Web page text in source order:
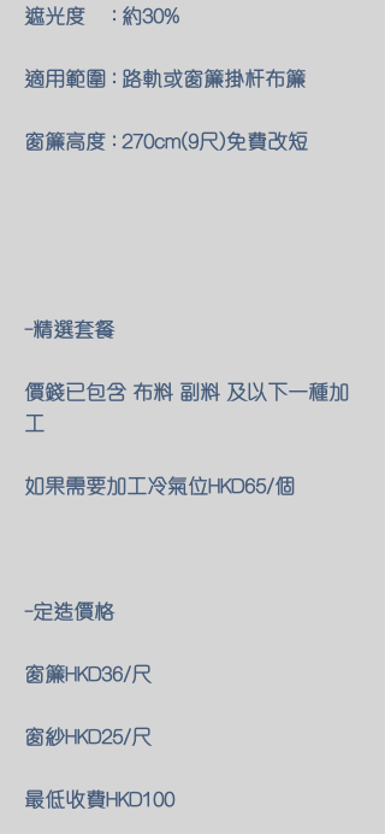
遮光度 : 約30%
適用範圍 : 路軌或窗簾掛杆布簾
窗簾高度 : 270cm(9尺)免費改短
-精選套餐
價錢已包含 布料 副料 及以下一種加
工
如果需要加工冷氣位HKD65/個
-定造價格
窗簾HKD36/尺
窗紗HKD25/尺
最低收費HKD100